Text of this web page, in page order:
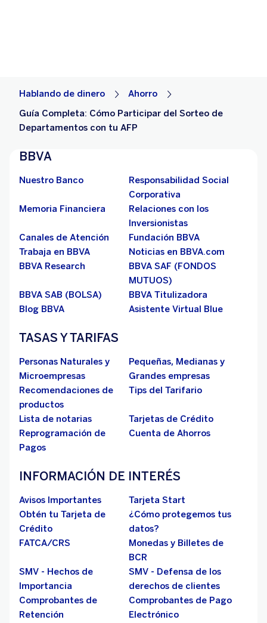
Hablando de dinero
Ahorro
Guía Completa: Cómo Participar del Sorteo de
Departamentos con tu AFP
BBVA
Nuestro Banco
Responsabilidad Social
Corporativa
Memoria Financiera
Relaciones con los
Inversionistas
Canales de Atención
Fundación BBVA
Trabaja en BBVA
Noticias en BBVA.com
BBVA Research
BBVA SAF (FONDOS
MUTUOS)
BBVA SAB (BOLSA)
BBVA Titulizadora
Blog BBVA
Asistente Virtual Blue
TASAS Y TARIFAS
Personas Naturales y
Microempresas
Pequeñas, Medianas y
Grandes empresas
Recomendaciones de
productos
Tips del Tarifario
Lista de notarias
Tarjetas de Crédito
Reprogramación de
Pagos
Cuenta de Ahorros
INFORMACIÓN DE INTERÉS
Avisos Importantes
Tarjeta Start
Obtén tu Tarjeta de
Crédito
¿Cómo protegemos tus
datos?
FATCA/CRS
Monedas y Billetes de
BCR
SMV - Hechos de
Importancia
SMV - Defensa de los
derechos de clientes
Comprobantes de
Retención
Comprobantes de Pago
Electrónico